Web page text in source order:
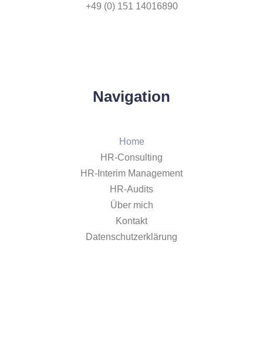
+49 (0) 151 14016890
Navigation
Home
HR-Consulting
HR-Interim Management
HR-Audits
Über mich
Kontakt
Datenschutzerklärung